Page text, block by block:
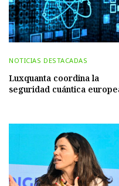
NOTICIAS DESTACADAS
Luxquanta coordina la
seguridad cuántica